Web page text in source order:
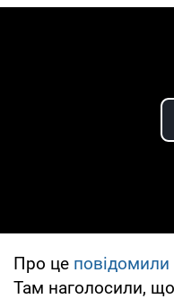
Про це повідомили
Там наголосили, що